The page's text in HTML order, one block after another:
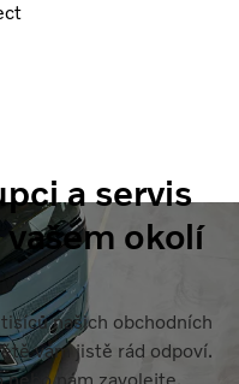
a servis
okolí
našich obchodních
vám jistě rád odpoví.